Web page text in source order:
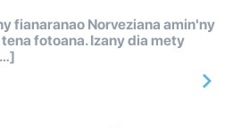
fianaranao Norveziana amin'ny
fotoana. Izany dia mety